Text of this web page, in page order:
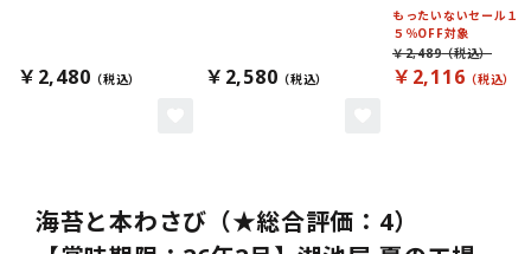
￥2,480 ￥2,580
もったいないセール１
５％OFF対象
￥2,116
￥2,489
海苔と本わさび（★総合評価：4）